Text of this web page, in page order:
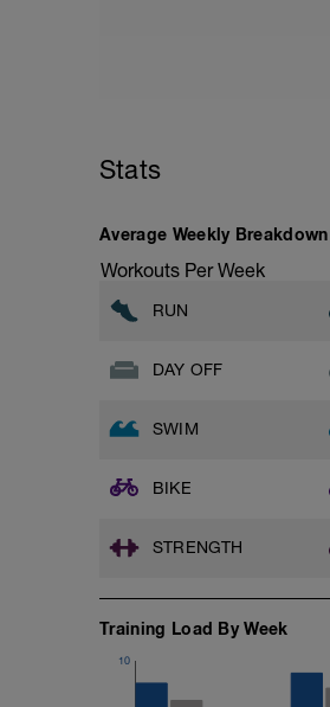
Stats
Average Weekly Breakdown
Workouts Per Week
RUN
DAY OFF
SWIM
BIKE
STRENGTH
Training Load By Week
10